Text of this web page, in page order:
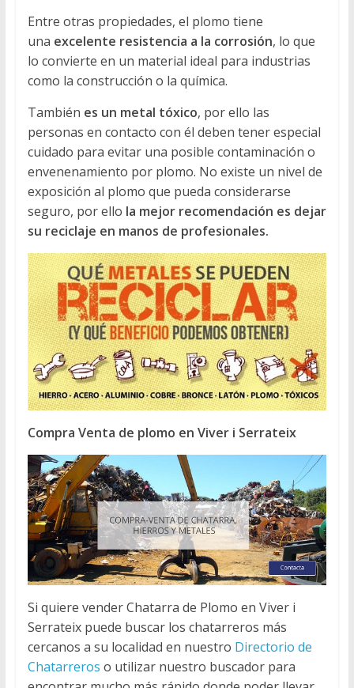
Entre otras propiedades, el plomo tiene
una excelente resistencia a la corrosión, lo que
lo convierte en un material ideal para industrias
como la construcción o la química.
También es un metal tóxico, por ello las
personas en contacto con él deben tener especial
cuidado para evitar una posible contaminación o
envenenamiento por plomo. No existe un nivel de
exposición al plomo que pueda considerarse
seguro, por ello la mejor recomendación es dejar
su reciclaje en manos de profesionales.
Compra Venta de plomo en Viver i Serrateix
Si quiere vender Chatarra de Plomo en Viver i
Serrateix puede buscar los chatarreros más
cercanos a su localidad en nuestro Directorio de
Chatarreros o utilizar nuestro buscador para